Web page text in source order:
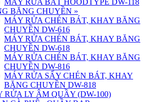
MÁY RỬA BÁT HOODTYPE DW-118
BĂNG CHUYỀN »
MÁY RỬA CHÉN BÁT, KHAY BĂNG
CHUYỀN DW-616
MÁY RỬA CHÉN BÁT, KHAY BĂNG
CHUYỀN DW-618
MÁY RỬA CHÉN BÁT, KHAY BĂNG
CHUYỀN DW-816
MÁY RỬA SẤY CHÉN BÁT, KHAY
BĂNG CHUYỀN DW-818
RỬA LY ÂM QUẦY (DW-100)